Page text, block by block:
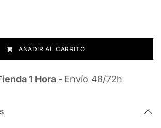
AÑADIR AL CARRITO
1 Hora - Envío 48/72h